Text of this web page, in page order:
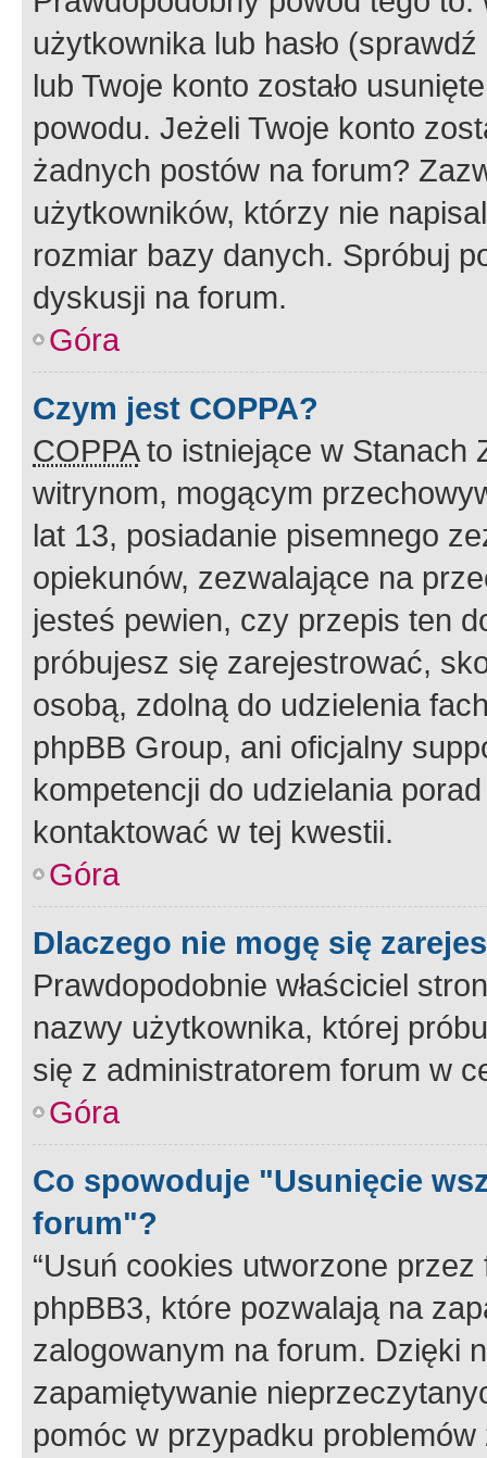
użytkownika lub hasło
lub Twoje konto zostało
powodu. Jeżeli Twoje konto
żadnych postów na forum?
użytkowników, którzy nie
rozmiar bazy danych. Spróbuj
dyskusji na forum.
Góra
Czym jest COPPA?
COPPAto istniejące w Stanach
witrynom, mogącym
lat 13, posiadanie pisemnego
opiekunów, zezwalające na
jesteś pewien, czy przepis ten
próbujesz się zarejestrować,
osobą, zdolną do udzielenia
phpBB Group, ani oficjalny
kompetencji do udzielania
kontaktować w tej kwestii.
Góra
Dlaczego nie mogę się
Prawdopodobnie właściciel
nazwy użytkownika, której
się z administratorem forum w
Góra
Co spowoduje "Usunięcie
forum"?
“Usuń cookies utworzone
phpBB3, które pozwalają na
zalogowanym na forum. Dzięki
zapamiętywanie
pomóc w przypadku